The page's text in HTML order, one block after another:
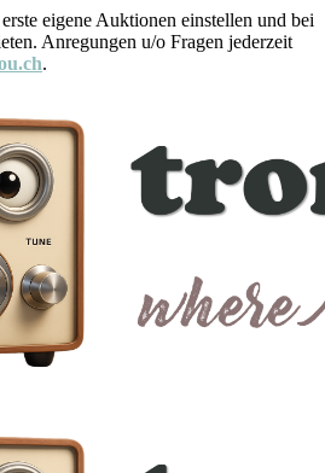
erste eigene Auktionen einstellen und bei
Anregungen u/o Fragen jederzeit
.